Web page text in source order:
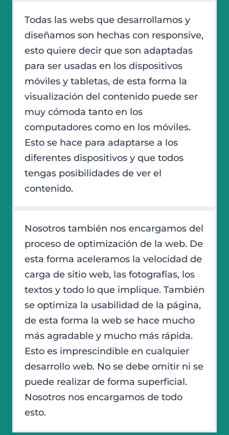
Todas las webs que desarrollamos y
diseñamos son hechas con responsive,
esto quiere decir que son adaptadas
para ser usadas en los dispositivos
móviles y tabletas, de esta forma la
visualización del contenido puede ser
muy cómoda tanto en los
computadores como en los móviles.
Esto se hace para adaptarse a los
diferentes dispositivos y que todos
tengas posibilidades de ver el
contenido.
Nosotros también nos encargamos del
proceso de optimización de la web. De
esta forma aceleramos la velocidad de
carga de sitio web, las fotografías, los
textos y todo lo que implique. También
se optimiza la usabilidad de la página,
de esta forma la web se hace mucho
más agradable y mucho más rápida.
Esto es imprescindible en cualquier
desarrollo web. No se debe omitir ni se
puede realizar de forma superficial.
Nosotros nos encargamos de todo
esto.